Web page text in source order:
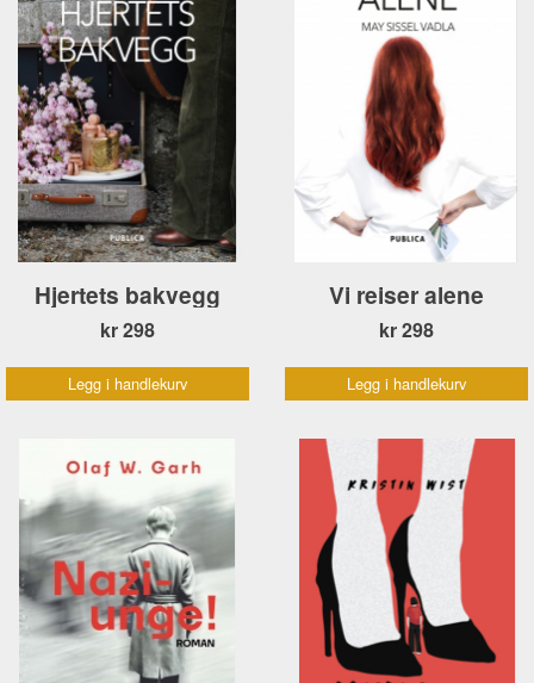
Hjertets bakvegg
kr 298
Legg i handlekurv
Vi reiser alene
kr 298
Legg i handlekurv